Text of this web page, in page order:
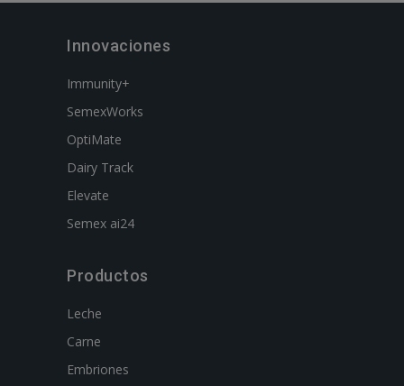
Innovaciones
Immunity+
SemexWorks
OptiMate
Dairy Track
Elevate
Semex ai24
Productos
Leche
Carne
Embriones